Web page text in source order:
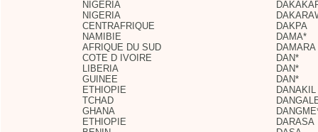
NIGERIA
NIGERIA
CENTRAFRIQUE
DAKPA
NAMIBIE
DAMA*
AFRIQUE DU SUD
DAMARA
COTE D IVOIRE
DAN*
LIBERIA
DAN*
GUINEE
DAN*
ETHIOPIE
DANAKIL
TCHAD
GHANA
ETHIOPIE
DARASA